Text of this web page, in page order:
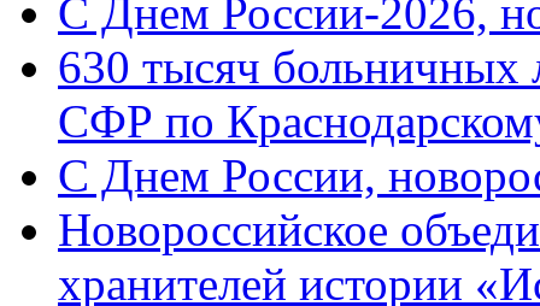
C Днем России-2026,
630 тысяч больничных
СФР по
C Днем России,
Новороссийское
хранителей истории